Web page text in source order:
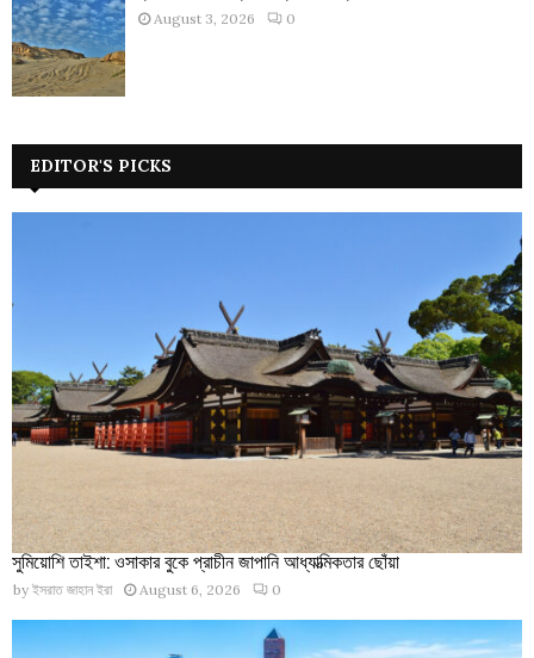
August 3, 2026 0
EDITOR'S PICKS
সুমিয়োশি তাইশা: ওসাকার বুকে প্রাচীন জাপানি আধ্যাত্মিকতার ছোঁয়া
by ইসরাত জাহান ইরা August 6, 2026 0